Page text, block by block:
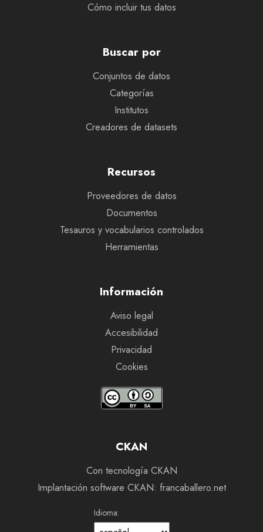
Cómo incluir tus datos
Buscar por
Conjuntos de datos
Categorías
Institutos
Creadores de datasets
Recursos
Proveedores de datos
Documentos
Tesauros y vocabularios controlados
Herramientas
Información
Aviso legal
Accesibilidad
Privacidad
Cookies
CKAN
Con tecnología CKAN
Implantación software CKAN: francaballero.net
Idioma